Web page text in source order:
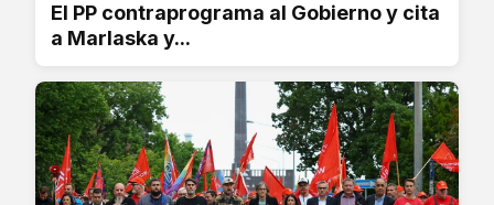
El PP contraprograma al Gobierno y cita
a Marlaska y...